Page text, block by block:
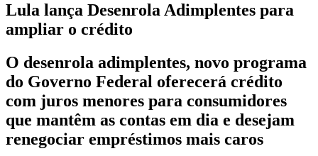
Lula lança Desenrola Adimplentes para
ampliar o crédito
O desenrola adimplentes, novo programa
do Governo Federal oferecerá crédito
com juros menores para consumidores
que mantêm as contas em dia e desejam
renegociar empréstimos mais caros